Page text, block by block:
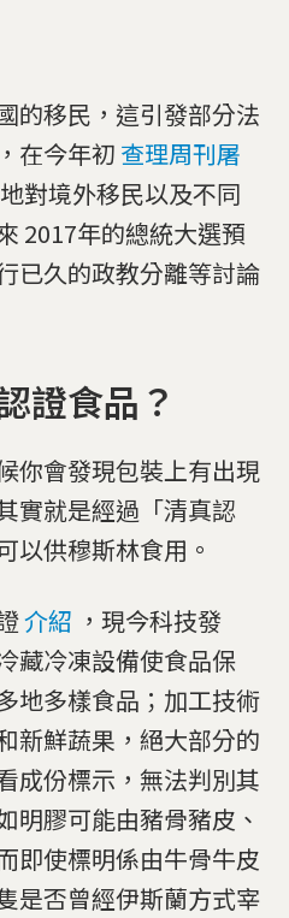
的移民，這引發部分法
在今年初 查理周刊屠
對境外移民以及不同
2017年的總統大選預
已久的政教分離等討論
證食品？
你會發現包裝上有出現
實就是經過「清真認
以供穆斯林食用。
介紹 ，現今科技發
藏冷凍設備使食品保
地多樣食品；加工技術
新鮮蔬果，絕大部分的
成份標示，無法判別其
明膠可能由豬骨豬皮、
即使標明係由牛骨牛皮
是否曾經伊斯蘭方式宰